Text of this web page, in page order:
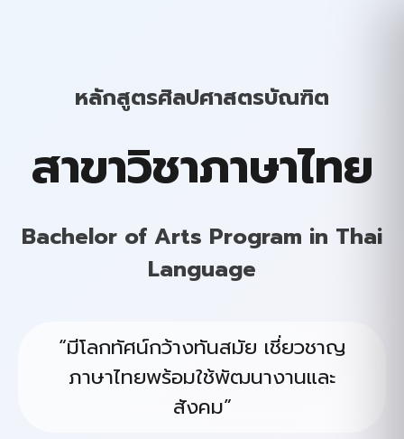
หลักสูตรศิลปศาสตรบัณฑิต
สาขาวิชาภาษาไทย
Bachelor of Arts Program in Thai
Language
“มีโลกทัศน์กว้างทันสมัย เชี่ยวชาญ
ภาษาไทยพร้อมใช้พัฒนางานและ
สังคม”